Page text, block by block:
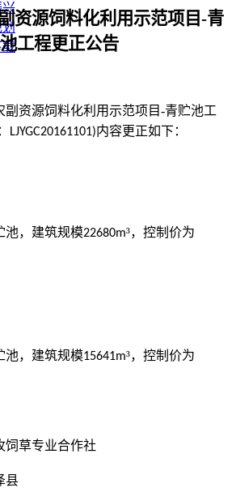
兴
载
资源饲料化利用示范项目-青
工程更正公告
资源饲料化利用示范项目-青贮池工
LJYGC20161101)内容更正如下：
池，建筑规模22680m³，控制价为
池，建筑规模15641m³，控制价为
饲草专业合作社
县